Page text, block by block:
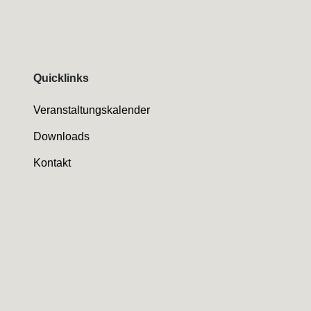
Quicklinks
Veranstaltungskalender
Downloads
Kontakt